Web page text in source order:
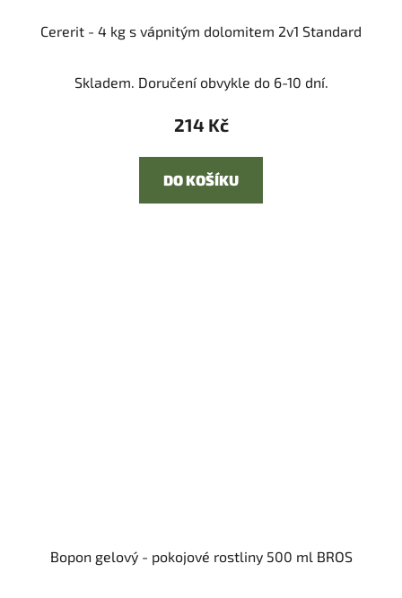
Cererit - 4 kg s vápnitým dolomitem 2v1 Standard
Skladem. Doručení obvykle do 6-10 dní.
214 Kč
DO KOŠÍKU
Bopon gelový - pokojové rostliny 500 ml BROS